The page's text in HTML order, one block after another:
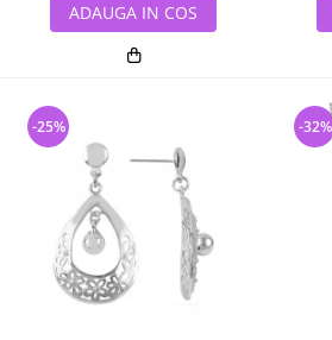
ADAUGA IN COS
-25% -32%